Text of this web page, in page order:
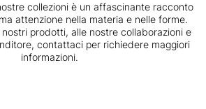
collezioni è un affascinante racconto
attenzione nella materia e nelle forme.
prodotti, alle nostre collaborazioni e
contattaci per richiedere maggiori
informazioni.